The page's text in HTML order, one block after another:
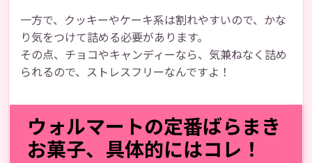
一方で、クッキーやケーキ系は割れやすいので、かな
り気をつけて詰める必要があります。
その点、チョコやキャンディーなら、気兼ねなく詰め
られるので、ストレスフリーなんですよ！
ウォルマートの定番ばらまき
お菓子、具体的にはコレ！